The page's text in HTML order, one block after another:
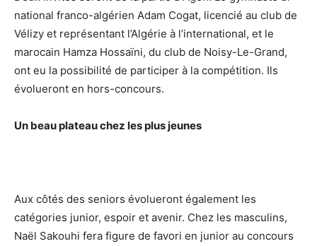
national franco-algérien Adam Cogat, licencié au club de
Vélizy et représentant l’Algérie à l’international, et le
marocain Hamza Hossaïni, du club de Noisy-Le-Grand,
ont eu la possibilité de participer à la compétition. Ils
évolueront en hors-concours.
Un beau plateau chez les plus jeunes
Aux côtés des seniors évolueront également les
catégories junior, espoir et avenir. Chez les masculins,
Naël Sakouhi fera figure de favori en junior au concours